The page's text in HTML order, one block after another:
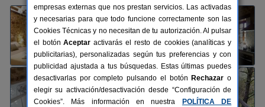
empresas externas que nos prestan servicios. Las activadas
y necesarias para que todo funcione correctamente son las
Cookies Técnicas y no necesitan de tu autorización. Al pulsar
el botónAceptar activarás el resto de cookies (analíticas y
publicitarias), personalizadas según tus preferencias y con
publicidad ajustada a tus búsquedas. Estas últimas puedes
desactivarlas por completo pulsando el botón Rechazar o
elegir su activación/desactivación desde “Configuración de
Cookies”. Más información en nuestra
POLÍTICA DE